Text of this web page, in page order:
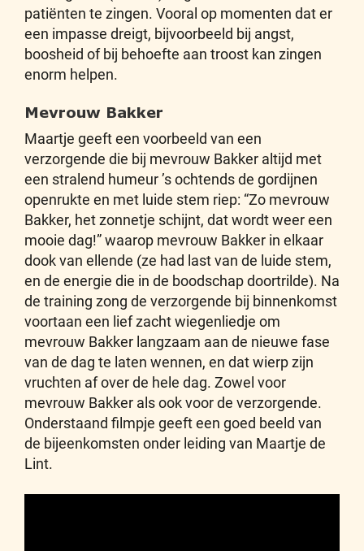
patiënten te zingen. Vooral op momenten dat er
een impasse dreigt, bijvoorbeeld bij angst,
boosheid of bij behoefte aan troost kan zingen
enorm helpen.
Mevrouw Bakker
Maartje geeft een voorbeeld van een
verzorgende die bij mevrouw Bakker altijd met
een stralend humeur ’s ochtends de gordijnen
openrukte en met luide stem riep: “Zo mevrouw
Bakker, het zonnetje schijnt, dat wordt weer een
mooie dag!” waarop mevrouw Bakker in elkaar
dook van ellende (ze had last van de luide stem,
en de energie die in de boodschap doortrilde). Na
de training zong de verzorgende bij binnenkomst
voortaan een lief zacht wiegenliedje om
mevrouw Bakker langzaam aan de nieuwe fase
van de dag te laten wennen, en dat wierp zijn
vruchten af over de hele dag. Zowel voor
mevrouw Bakker als ook voor de verzorgende.
Onderstaand filmpje geeft een goed beeld van
de bijeenkomsten onder leiding van Maartje de
Lint.